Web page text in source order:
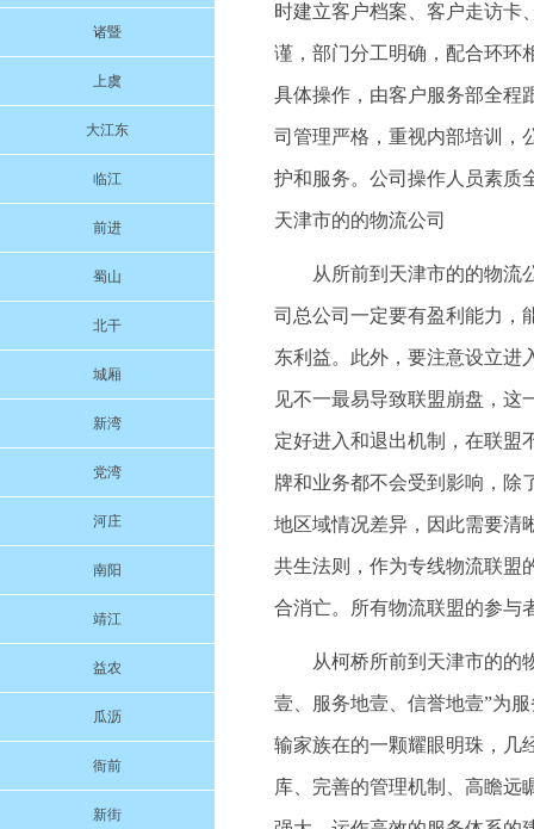
诸暨
上虞
大江东
临江
前进
蜀山
北干
城厢
新湾
党湾
河庄
南阳
靖江
益农
瓜沥
衙前
新街
时建立客户档案、客户走访卡
谨，部门分工明确，配合环环
具体操作，由客户服务部全程
司管理严格，重视内部培训，
护和服务。公司操作人员素质
天津市的的物流公司
从所前到天津市的的物流
司总公司一定要有盈利能力，
东利益。此外，要注意设立进
见不一最易导致联盟崩盘，这
定好进入和退出机制，在联盟
牌和业务都不会受到影响，除
地区域情况差异，因此需要清
共生法则，作为专线物流联盟
合消亡。所有物流联盟的参与
从柯桥所前到天津市的的
壹、服务地壹、信誉地壹”为
输家族在的一颗耀眼明珠，几
库、完善的管理机制、高瞻远